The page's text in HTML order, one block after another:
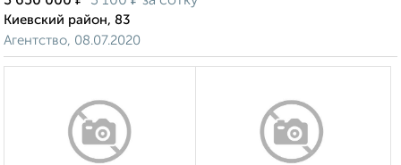
Киевский район, 83
Агентство, 08.07.2020